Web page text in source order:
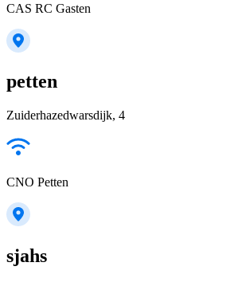
CAS RC Gasten
petten
Zuiderhazedwarsdijk, 4
CNO Petten
sjahs